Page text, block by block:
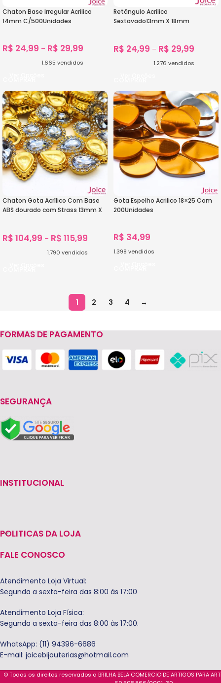
Chaton Base Irregular Acrilico
14mm C/500Unidades
R$ 24,99 – R$ 29,99
1.665 vendidos
Retângulo Acrílico
Sextavado13mm X 18mm
R$ 24,99 – R$ 29,99
1.276 vendidos
Chaton Gota Acrílico Com Base
ABS dourado com Strass 13mm X
R$ 104,99 – R$ 115,99
1.790 vendidos
Gota Espelho Acrilico 18×25 Com
200Unidades
R$ 34,99
1.398 vendidos
1 2 3 4 →
FORMAS DE PAGAMENTO
SEGURANÇA
INSTITUCIONAL
POLITICAS DA LOJA
FALE CONOSCO
Atendimento Loja Virtual:
Segunda a sexta-feira das 8:00 às 17:00
Atendimento Loja Física:
Segunda a sexta-feira das 8:00 às 17:00.
WhatsApp: (11) 94396-6686
E-mail: joicebijouterias@hotmail.com
© Todos os direitos reservados a BRILHA BELA COMERCIO DE ARTIGOS PARA